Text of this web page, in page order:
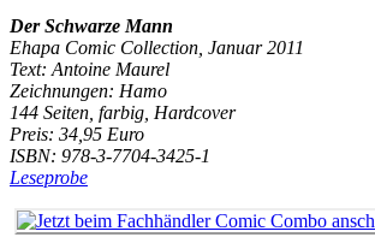
Der Schwarze Mann
Ehapa Comic Collection, Januar 2011
Text: Antoine Maurel
Zeichnungen: Hamo
144 Seiten, farbig, Hardcover
Preis: 34,95 Euro
ISBN: 978-3-7704-3425-1
Leseprobe